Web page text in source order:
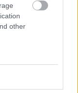
other
A